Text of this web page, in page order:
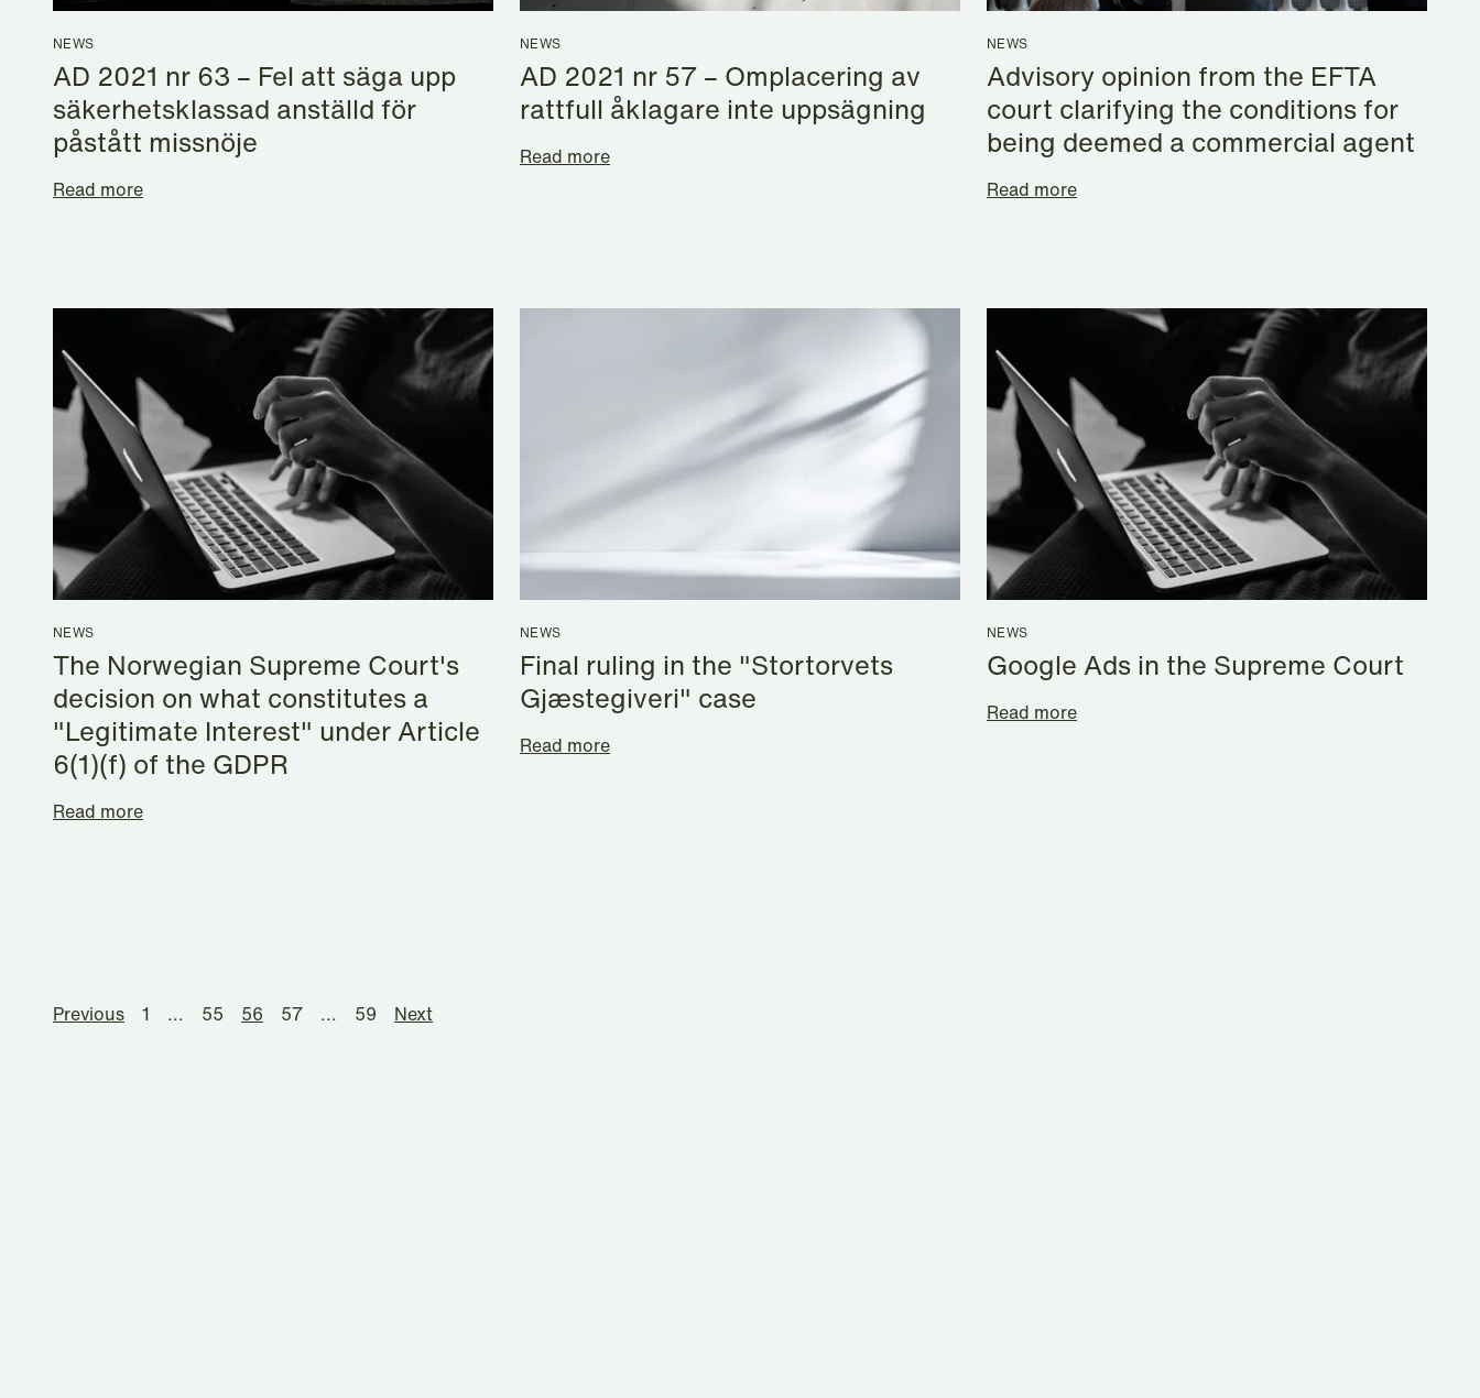
NEWS
AD 2021 nr 63 – Fel att säga upp
säkerhetsklassad anställd för
påstått missnöje
Read more
NEWS
AD 2021 nr 57 – Omplacering av
rattfull åklagare inte uppsägning
Read more
NEWS
Advisory opinion from the EFTA
court clarifying the conditions for
being deemed a commercial agent
Read more
NEWS
The Norwegian Supreme Court's
decision on what constitutes a
"Legitimate Interest" under Article
6(1)(f) of the GDPR
Read more
NEWS
Final ruling in the "Stortorvets
Gjæstegiveri" case
Read more
NEWS
Google Ads in the Supreme Court
Read more
Previous 1 ... 55 56 57 ... 59 Next